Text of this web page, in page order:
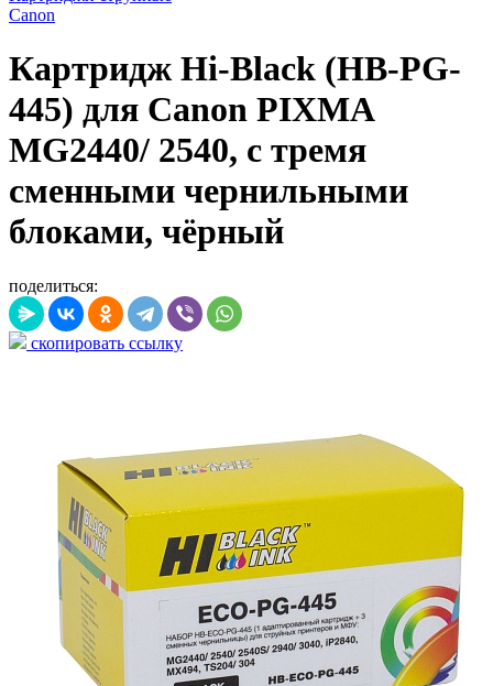
Canon
Картридж Hi-Black (HB-PG-
445) для Canon PIXMA
MG2440/ 2540, с тремя
сменными чернильными
блоками, чёрный
поделиться:
скопировать ссылку